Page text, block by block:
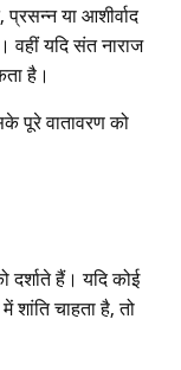
या आशीर्वाद
वहीं यदि संत नाराज
है।
पूरे वातावरण को
दर्शाते हैं। यदि कोई
शांति चाहता है, तो